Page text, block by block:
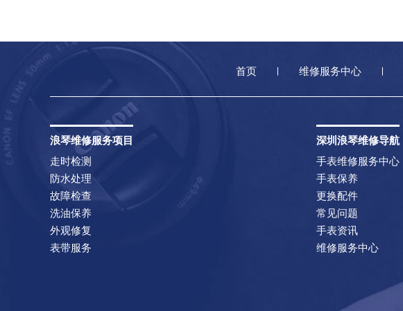
首页 维修服务中心
浪琴维修服务项目
走时检测
防水处理
故障检查
洗油保养
外观修复
表带服务
深圳浪琴维修导航
手表维修服务中心
手表保养
更换配件
常见问题
手表资讯
维修服务中心